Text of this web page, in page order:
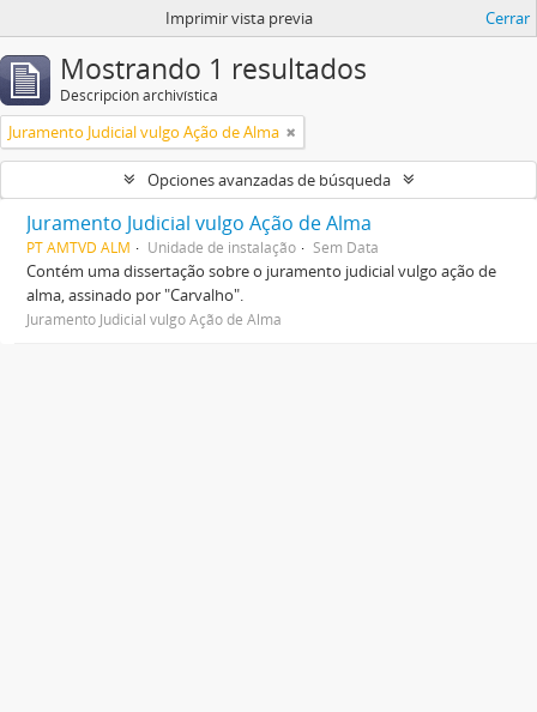
Imprimir vista previa Cerrar
Mostrando 1 resultados
Descripción archivística
Juramento Judicial vulgo Ação de Alma
Opciones avanzadas de búsqueda
Juramento Judicial vulgo Ação de Alma
PT AMTVD ALM Unidade de instalação Sem Data
Contém uma dissertação sobre o juramento judicial vulgo ação de
alma, assinado por "Carvalho".
Juramento Judicial vulgo Ação de Alma